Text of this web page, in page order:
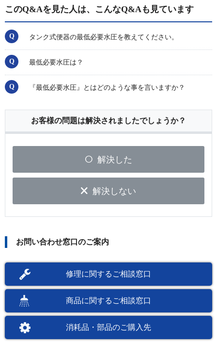
このQ&Aを見た人は、こんなQ&Aも見ています
タンク式便器の最低必要水圧を教えてください。
最低必要水圧は？
『最低必要水圧』とはどのような事を言いますか？
お客様の問題は解決されましたでしょうか？
解決した
解決しない
お問い合わせ窓口のご案内
修理に関するご相談窓口
商品に関するご相談窓口
消耗品・部品のご購入先